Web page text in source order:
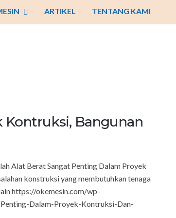
ARTIKEL TENTANG KAMI
Kontruksi, Bangunan
Alat Berat Sangat Penting Dalam Proyek
konstruksi yang membutuhkan tenaga
https://okemesin.com/wp-
Dalam-Proyek-Kontruksi-Dan-